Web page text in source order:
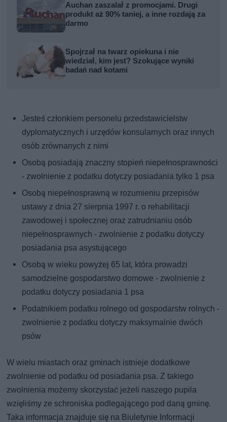
Auchan zaszalał z promocjami. Drugi
produkt aż 90% taniej, a inne rozdają za
darmo
Spojrzał na twarz opiekuna i nie
wiedział, kim jest? Szokujące wyniki
badań nad kotami
Jesteś członkiem personelu przedstawicielstw
dyplomatycznych i urzędów konsularnych oraz innych
osób zrównanych z nimi
Osobą posiadają znaczny stopień niepełnosprawności
- zwolnienie z podatku dotyczy posiadania tylko 1 psa
Osobą niepełnosprawną w rozumieniu przepisów
ustawy z dnia 27 sierpnia 1997 r. o rehabilitacji
zawodowej i społecznej oraz zatrudnianiu osób
niepełnosprawnych - zwolnienie z podatku dotyczy
posiadania psa asystującego
Osobą w wieku powyżej 65 lat, która prowadzi
samodzielne gospodarstwo domowe - zwolnienie z
podatku dotyczy posiadania 1 psa
Podatnikiem podatku rolnego od gospodarstw rolnych -
zwolnienie z podatku dotyczy maksymalnie dwóch
psów
W wielu miastach oraz gminach istnieje dodatkowe
zwolnienie od podatku od posiadania psa. Z takiego
zwolnienia możemy skorzystać jeżeli naszego pupila
wzięliśmy ze schroniska podlegającego pod daną gminę.
Taka informacja znajduje się na Biuletynie Informacji